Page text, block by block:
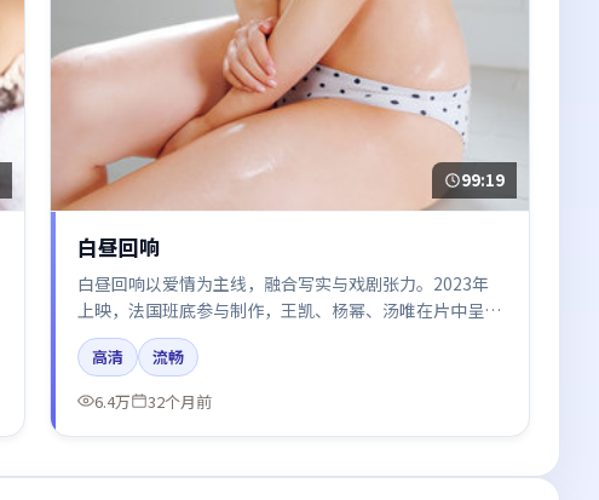
99:19
白昼回响
白昼回响以爱情为主线，融合写实与戏剧张力。2023年
上映，法国班底参与制作，王凯、杨幂、汤唯在片中呈现
细腻表演，影像风格统一，配乐与剪辑强化了情绪曲线。
高清
流畅
6.4万
32个月前